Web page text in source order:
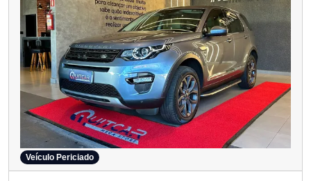
Veículo Periciado